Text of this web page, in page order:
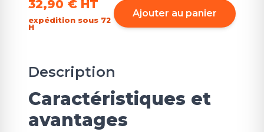
32,90 € HT
expédition sous 72
H
Ajouter au panier
Description
Caractéristiques et
avantages